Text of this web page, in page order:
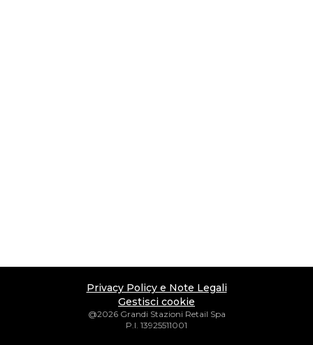
Privacy Policy e Note Legali
Gestisci cookie
@2026 Grandi Stazioni Retail Spa
P.I. 13925511001